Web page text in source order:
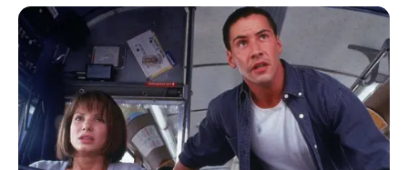
ราศีพฤษภเป็นราศีที่พ้นเคราะห์แล้ว ในปี 2561 จัดว่า
เป็นปีแห่งความก้าวหน้าของดวงชะตา เช่น เรื่องของความ
รักใครที่ยังโสดมีโอกาสที่จะสละโสด หรือ คนที่มีคู่แล้ว
จังหวะความรักก็จะมีความลงตัวเป็นพิเศษ ในเรื่องของ
การงานจะมีความก้าวหน้า หรือ ใครอยากเรียนต่อก็ส่งผล